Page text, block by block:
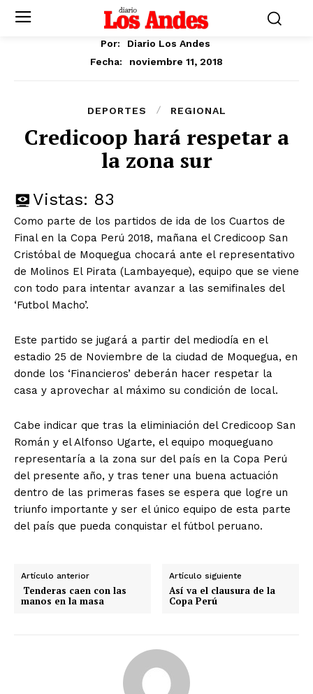
Por:
Diario Los Andes
Fecha:
noviembre 11, 2018
DEPORTES REGIONAL
Credicoop hará respetar a
la zona sur
Vistas: 83
Como parte de los partidos de ida de los Cuartos de
Final en la Copa Perú 2018, mañana el Credicoop San
Cristóbal de Moquegua chocará ante el representativo
de Molinos El Pirata (Lambayeque), equipo que se viene
con todo para intentar avanzar a las semifinales del
‘Futbol Macho’.
Este partido se jugará a partir del mediodía en el
estadio 25 de Noviembre de la ciudad de Moquegua, en
donde los ‘Financieros’ deberán hacer respetar la
casa y aprovechar al máximo su condición de local.
Cabe indicar que tras la eliminiación del Credicoop San
Román y el Alfonso Ugarte, el equipo moqueguano
representaría a la zona sur del país en la Copa Perú
del presente año, y tras tener una buena actuación
dentro de las primeras fases se espera que logre un
triunfo importante y ser el único equipo de esta parte
del país que pueda conquistar el fútbol peruano.
Artículo anterior
Tenderas caen con las
manos en la masa
Artículo siguiente
Así va el clausura de la
Copa Perú